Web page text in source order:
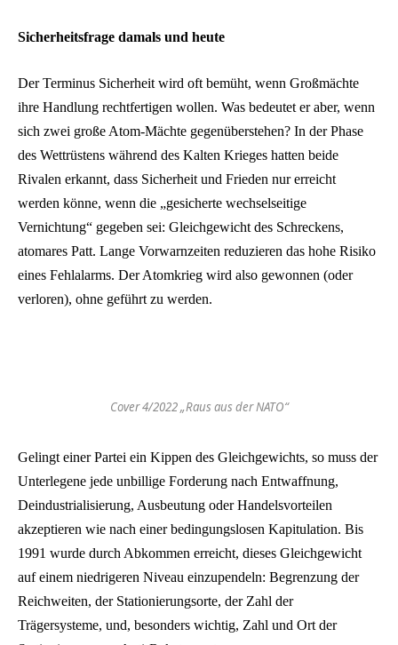
Sicherheitsfrage damals und heute
Der Terminus Sicherheit wird oft bemüht, wenn Großmächte
ihre Handlung rechtfertigen wollen. Was bedeutet er aber, wenn
sich zwei große Atom-Mächte gegenüberstehen? In der Phase
des Wettrüstens während des Kalten Krieges hatten beide
Rivalen erkannt, dass Sicherheit und Frieden nur erreicht
werden könne, wenn die „gesicherte wechselseitige
Vernichtung“ gegeben sei: Gleichgewicht des Schreckens,
atomares Patt. Lange Vorwarnzeiten reduzieren das hohe Risiko
eines Fehlalarms. Der Atomkrieg wird also gewonnen (oder
verloren), ohne geführt zu werden.
Cover 4/2022 „Raus aus der NATO“
Gelingt einer Partei ein Kippen des Gleichgewichts, so muss der
Unterlegene jede unbillige Forderung nach Entwaffnung,
Deindustrialisierung, Ausbeutung oder Handelsvorteilen
akzeptieren wie nach einer bedingungslosen Kapitulation. Bis
1991 wurde durch Abkommen erreicht, dieses Gleichgewicht
auf einem niedrigeren Niveau einzupendeln: Begrenzung der
Reichweiten, der Stationierungsorte, der Zahl der
Trägersysteme, und, besonders wichtig, Zahl und Ort der